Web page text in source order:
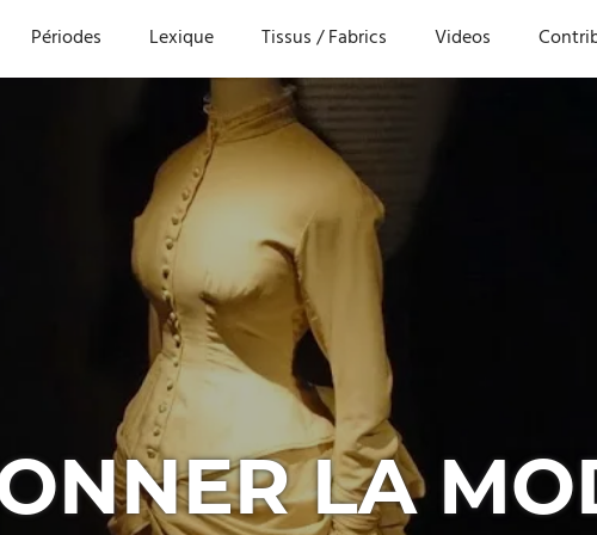
Périodes Lexique Tissus / Fabrics Videos
LA